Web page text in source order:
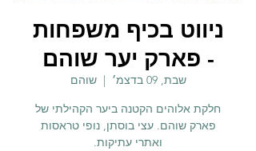
ניווט בכיף משפחות
- פארק יער שוהם
שבת, 09 בדצמ׳
  |
שוהם
חלקת אלוהים הקטנה ביער הקהילתי של
פארק שוהם. עצי בוסתן, נופי טראסות